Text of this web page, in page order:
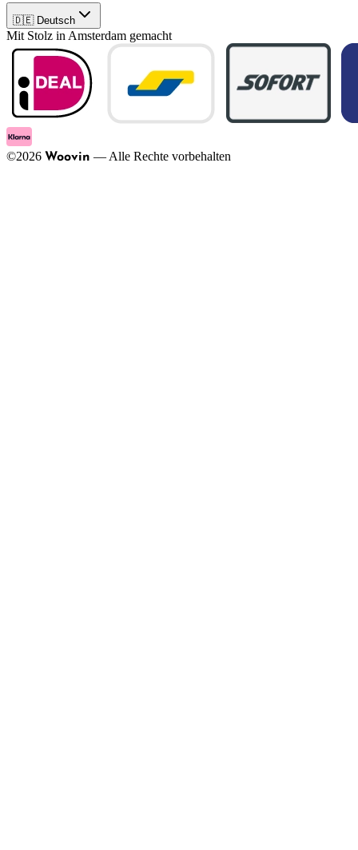
🇩🇪 Deutsch
Mit Stolz in Amsterdam gemacht
©2026 Woovin — Alle Rechte vorbehalten